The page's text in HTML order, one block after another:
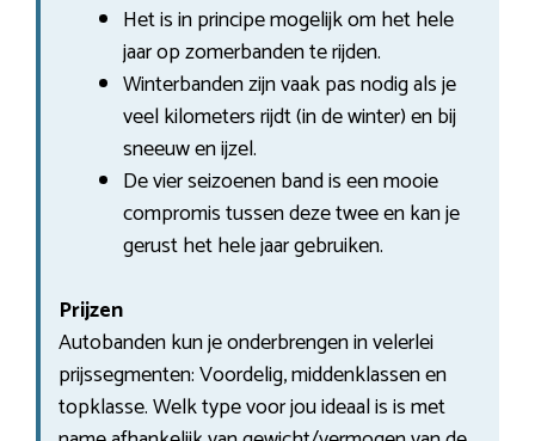
Het is in principe mogelijk om het hele
jaar op zomerbanden te rijden.
Winterbanden zijn vaak pas nodig als je
veel kilometers rijdt (in de winter) en bij
sneeuw en ijzel.
De vier seizoenen band is een mooie
compromis tussen deze twee en kan je
gerust het hele jaar gebruiken.
Prijzen
Autobanden kun je onderbrengen in velerlei
prijssegmenten: Voordelig, middenklassen en
topklasse. Welk type voor jou ideaal is is met